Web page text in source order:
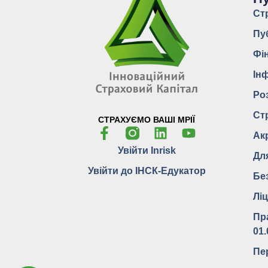
СТРАХУЄМО ВАШІ МРІЇ
Увійти Inrisk
Увійти до ІНСК-Едукатор